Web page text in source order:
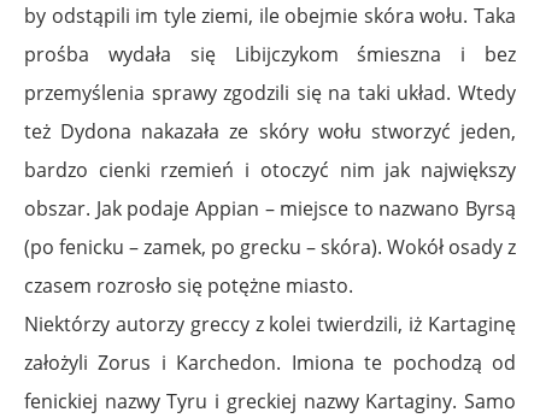
by odstąpili im tyle ziemi, ile obejmie skóra wołu. Taka
prośba wydała się Libijczykom śmieszna i bez
przemyślenia sprawy zgodzili się na taki układ. Wtedy
też Dydona nakazała ze skóry wołu stworzyć jeden,
bardzo cienki rzemień i otoczyć nim jak największy
obszar. Jak podaje Appian – miejsce to nazwano Byrsą
(po fenicku – zamek, po grecku – skóra). Wokół osady z
czasem rozrosło się potężne miasto.
Niektórzy autorzy greccy z kolei twierdzili, iż Kartaginę
założyli Zorus i Karchedon. Imiona te pochodzą od
fenickiej nazwy Tyru i greckiej nazwy Kartaginy. Samo